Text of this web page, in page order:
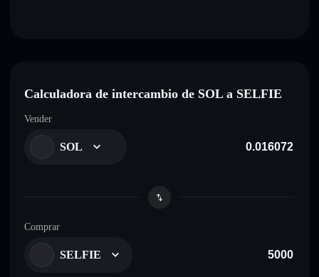
Calculadora de intercambio de SOL a SELFIE
Vender
SOL
Comprar
SELFIE